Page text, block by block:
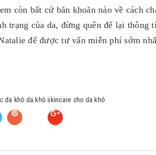
còn bất cứ băn khoăn nào về cách
trạng của da, đừng quên để lại thông
để được tư vấn miễn phí sớm
da khô da khô skincare cho da khô